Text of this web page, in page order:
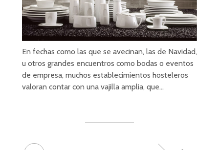
En fechas como las que se avecinan, las de Navidad,
u otros grandes encuentros como bodas o eventos
de empresa, muchos establecimientos hosteleros
valoran contar con una vajilla amplia, que…